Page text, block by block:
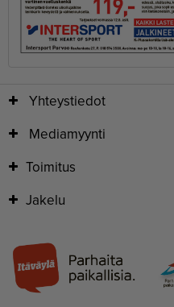
Yhteystiedot
Mediamyynti
Toimitus
Jakelu